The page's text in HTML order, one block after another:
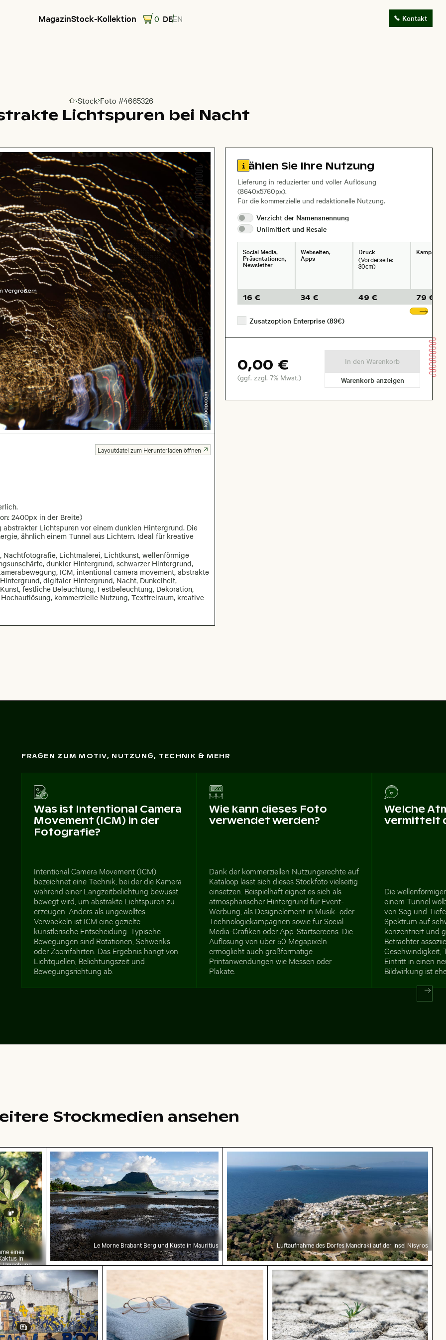
MagazinStock-Kollektion 0 DEEN Kontakt
Zur Homepage
Stock Foto #4665326
Lichtspuren bei Nacht
Vergrößern
2400px in der Breite)
Lichtspuren vor einem dunklen Hintergrund. Die
ähnlich einem Tunnel aus Lichtern. Ideal für kreative
Lichtmalerei, Lichtkunst, wellenförmige
dunkler Hintergrund, schwarzer Hintergrund,
ICM, intentional camera movement, abstrakte
digitaler Hintergrund, Nacht, Dunkelheit,
festliche Beleuchtung, Festbeleuchtung, Dekoration,
kommerzielle Nutzung, Textfreiraum, kreative
Layoutdatei zum Herunterladen öffnen
Zu den Lizenzinformationen springen
Wählen Sie Ihre Nutzung
Lieferung in reduzierter und voller Auflösung
(8640x5760px).
Für die kommerzielle und redaktionelle Nutzung.
Verzicht der Namensnennung
Unlimitiert und Resale
Social Media,
Präsentationen,
Newsletter
16 €
Webseiten,
Apps
34 €
Druck
(Vorderseite:
30cm)
49 €
79 €
Zusatzoption Enterprise (89€)
0,00 €
(ggf. zzgl. 7% Mwst.)
In den Warenkorb
Warenkorb anzeigen
FRAGEN ZUM MOTIV, NUTZUNG, TECHNIK & MEHR
Was ist Intentional Camera
Movement (ICM) in der
Fotografie?
Intentional Camera Movement (ICM)
bezeichnet eine Technik, bei der die Kamera
während einer Langzeitbelichtung bewusst
bewegt wird, um abstrakte Lichtspuren zu
erzeugen. Anders als ungewolltes
Verwackeln ist ICM eine gezielte
künstlerische Entscheidung. Typische
Bewegungen sind Rotationen, Schwenks
oder Zoomfahrten. Das Ergebnis hängt von
Lichtquellen, Belichtungszeit und
Bewegungsrichtung ab.
Wie kann dieses Foto
verwendet werden?
Dank der kommerziellen Nutzungsrechte auf
Kataloop lässt sich dieses Stockfoto vielseitig
einsetzen. Beispielhaft eignet es sich als
atmosphärischer Hintergrund für Event-
Werbung, als Designelement in Musik- oder
Technologiekampagnen sowie für Social-
Media-Grafiken oder App-Startscreens. Die
Auflösung von über 50 Megapixeln
ermöglicht auch großformatige
Printanwendungen wie Messen oder
Plakate.
Welche
vermittelt
Die
einem Tunnel
von Sog und
Spektrum auf
konzentriert und
Betrachter
Geschwindigkeit,
Eintritt in einen
Bildwirkung ist
Stockmedien ansehen
eines lebhaften Kaktus in natürlicher Umgebung
eines
in
Le Morne Brabant Berg und Küste in Mauritius
Le Morne Brabant Berg und Küste in Mauritius
Luftaufnahme des Dorfes Mandraki auf der Insel
Luftaufnahme des Dorfes Mandraki auf der Insel Nisyros
Deckel
auf einem Straßenplatz in La Boca
Kaffeebecher auf Holztisch am Strand Junge Pflanze wächst in rissigem Boden